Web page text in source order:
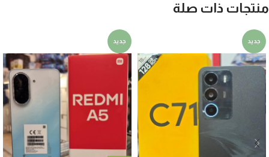
منتجات ذات صلة
جديد جديد